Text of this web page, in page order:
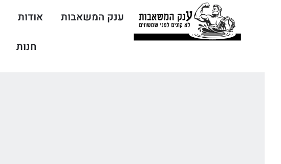
ענק המשאבות אודות
חנות